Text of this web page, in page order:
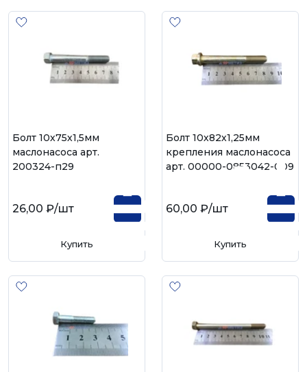
Болт 10х75х1,5мм
маслонасоса арт.
200324-п29
26,00 ₽/шт
Купить
Болт 10х82х1,25мм
крепления маслонасоса
арт. 00000-0853042-009
60,00 ₽/шт
Купить